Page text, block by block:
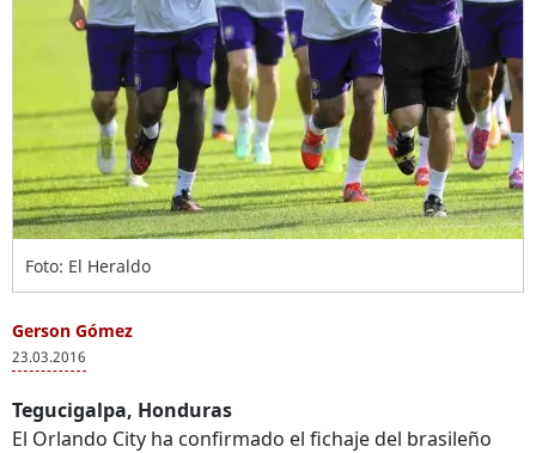
Foto: El Heraldo
Gerson Gómez
23.03.2016
Tegucigalpa, Honduras
El Orlando City ha confirmado el fichaje del brasileño